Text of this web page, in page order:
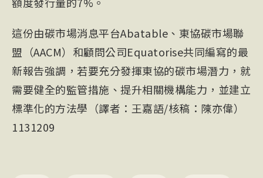
這份由碳市場消息平台Abatable、東協碳市場聯
盟（AACM）和顧問公司Equatorise共同編寫的最
新報告強調，若要充分發揮東協的碳市場潛力，就
需要健全的監管措施、提升相關機構能力，並建立
標準化的方法學（譯者：王嘉語/核稿：陳亦偉）
1131209